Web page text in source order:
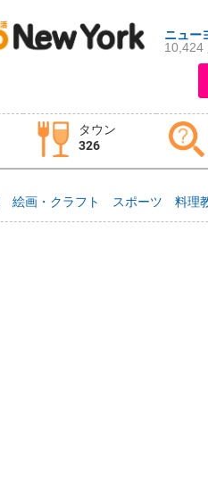
ニュー
10,424
タウン
326
絵画・クラフト スポーツ 料理